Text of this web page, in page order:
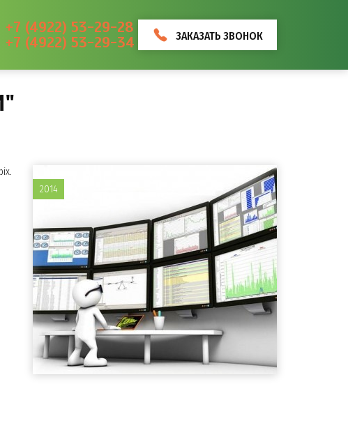
+7 (4922) 53-29-28
+7 (4922) 53-29-34
ЗАКАЗАТЬ ЗВОНОК
2014